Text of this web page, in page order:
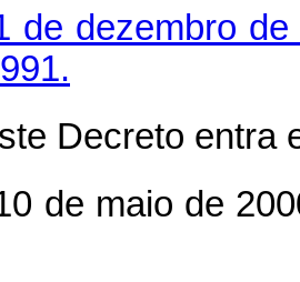
de dezembro de
Decreto entra
de maio de